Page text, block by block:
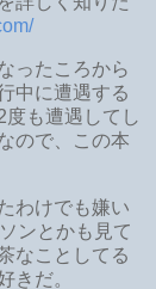
ったころから
中に遭遇する
も遭遇してし
ので、この本
わけでも嫌い
ンとかも見て
なことしてる
きだ。